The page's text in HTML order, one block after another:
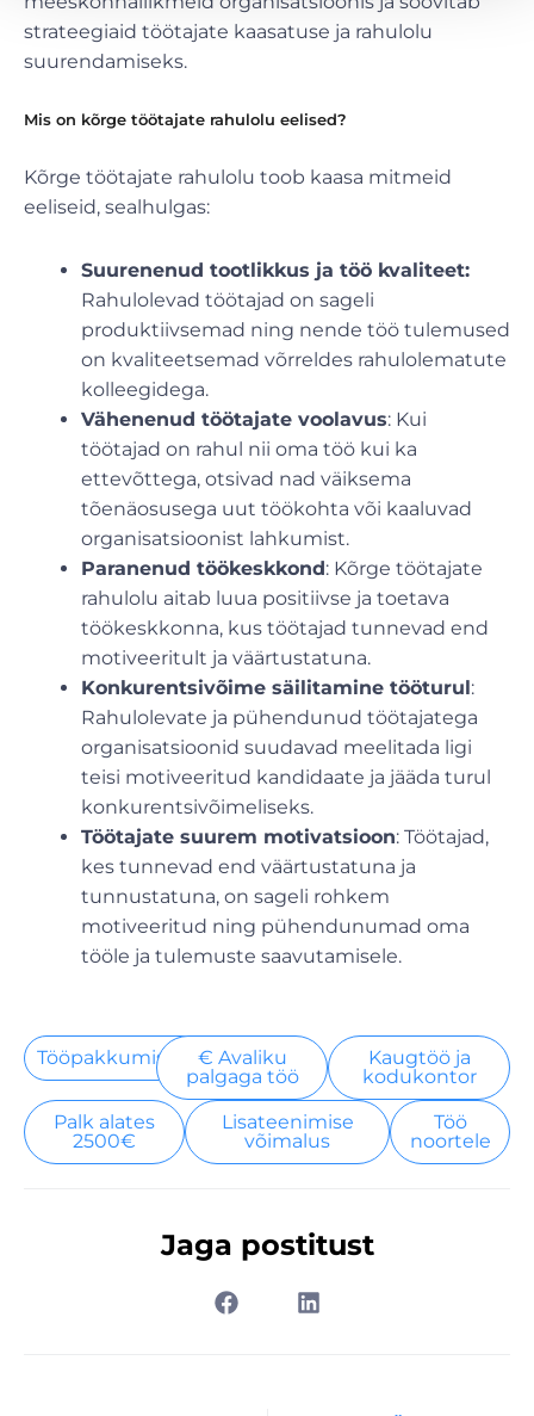
strateegiaid töötajate kaasatuse ja rahulolu
suurendamiseks.
Mis on kõrge töötajate rahulolu eelised?
Kõrge töötajate rahulolu toob kaasa mitmeid
eeliseid, sealhulgas:
Suurenenud tootlikkus ja töö kvaliteet:
Rahulolevad töötajad on sageli
produktiivsemad ning nende töö tulemused
on kvaliteetsemad võrreldes rahulolematute
kolleegidega.
Vähenenud töötajate voolavus: Kui
töötajad on rahul nii oma töö kui ka
ettevõttega, otsivad nad väiksema
tõenäosusega uut töökohta või kaaluvad
organisatsioonist lahkumist.
Paranenud töökeskkond: Kõrge töötajate
rahulolu aitab luua positiivse ja toetava
töökeskkonna, kus töötajad tunnevad end
motiveeritult ja väärtustatuna.
Konkurentsivõime säilitamine tööturul:
Rahulolevate ja pühendunud töötajatega
organisatsioonid suudavad meelitada ligi
teisi motiveeritud kandidaate ja jääda turul
konkurentsivõimeliseks.
Töötajate suurem motivatsioon: Töötajad,
kes tunnevad end väärtustatuna ja
tunnustatuna, on sageli rohkem
motiveeritud ning pühendunumad oma
tööle ja tulemuste saavutamisele.
Tööpakkumised
€ Avaliku
palgaga töö
Kaugtöö ja
kodukontor
Palk alates
2500€
Lisateenimise
võimalus
Töö
noortele
Jaga postitust